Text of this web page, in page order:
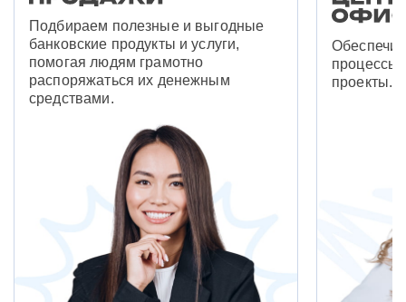
Подбираем полезные и выгодные
банковские продукты и услуги,
помогая людям грамотно
распоряжаться их денежным
средствами.
процессы
проекты.